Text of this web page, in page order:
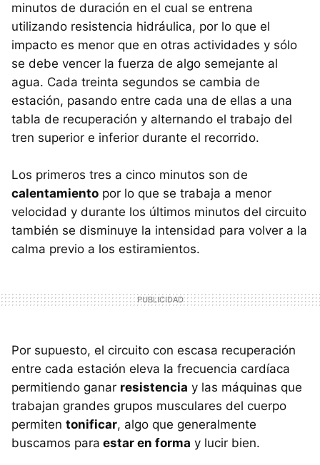
minutos de duración en el cual se entrena
utilizando resistencia hidráulica, por lo que el
impacto es menor que en otras actividades y sólo
se debe vencer la fuerza de algo semejante al
agua. Cada treinta segundos se cambia de
estación, pasando entre cada una de ellas a una
tabla de recuperación y alternando el trabajo del
tren superior e inferior durante el recorrido.
Los primeros tres a cinco minutos son de
calentamiento por lo que se trabaja a menor
velocidad y durante los últimos minutos del circuito
también se disminuye la intensidad para volver a la
calma previo a los estiramientos.
Por supuesto, el circuito con escasa recuperación
entre cada estación eleva la frecuencia cardíaca
permitiendo ganar resistencia y las máquinas que
trabajan grandes grupos musculares del cuerpo
permiten tonificar, algo que generalmente
buscamos para estar en forma y lucir bien.